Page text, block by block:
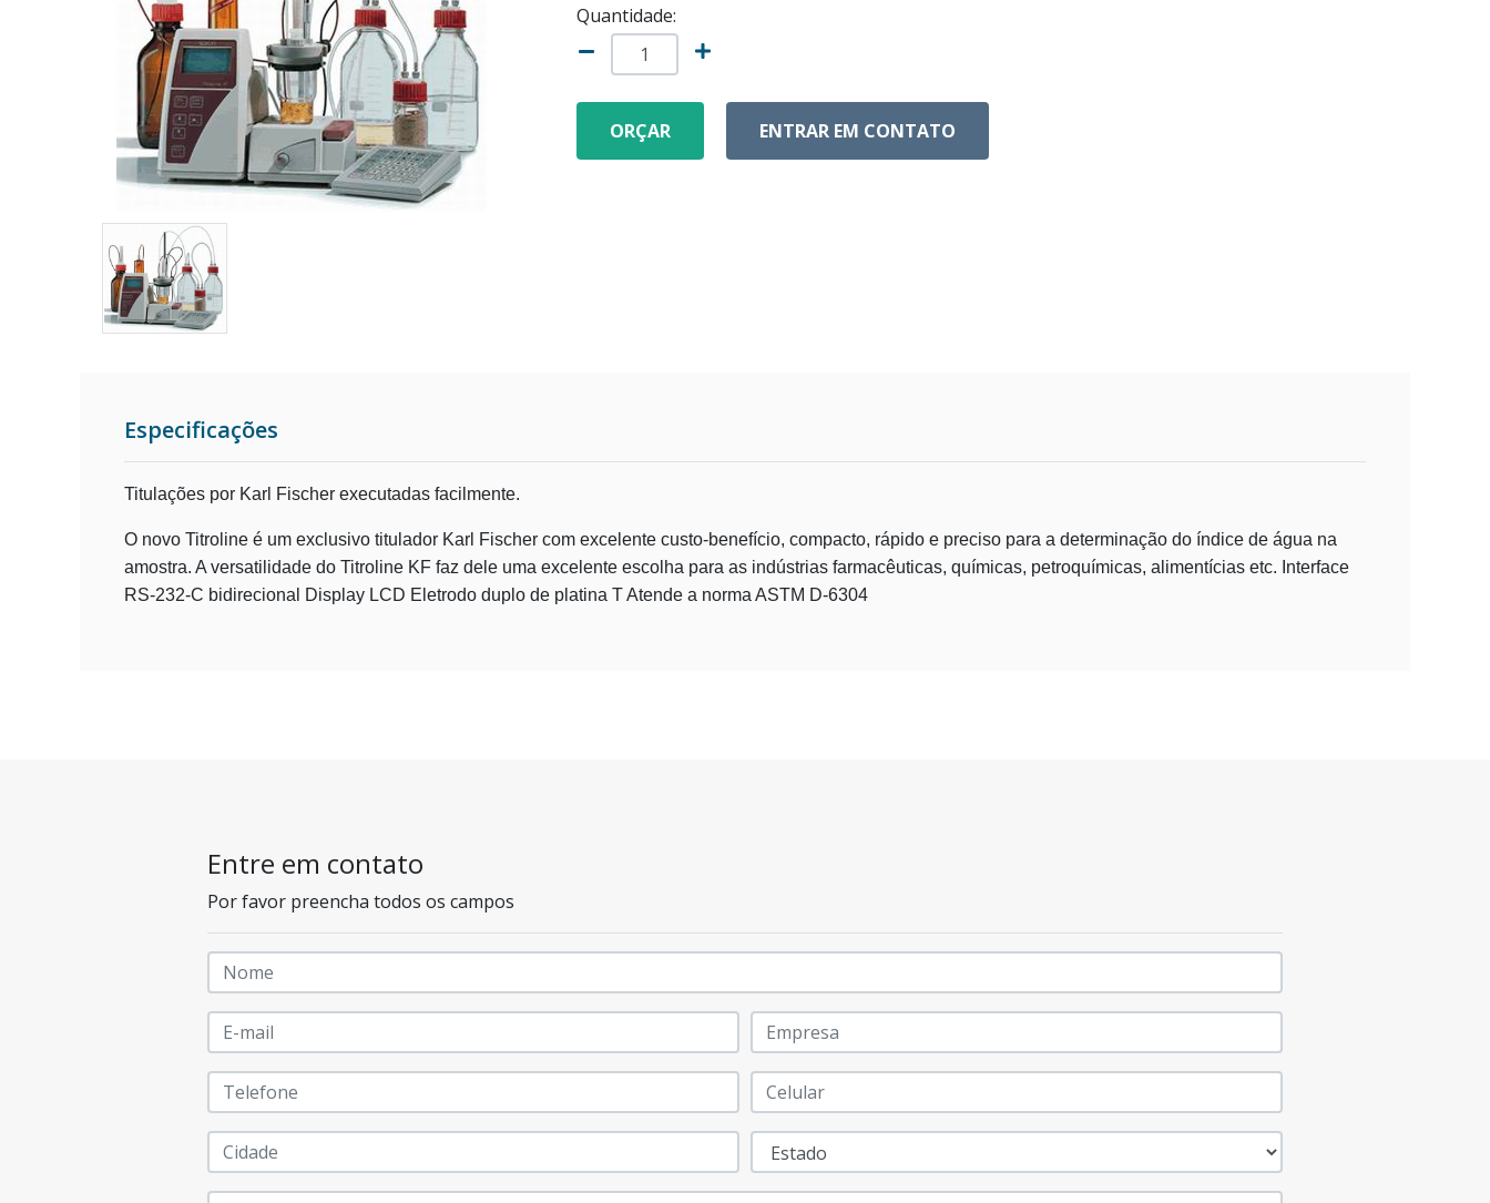
Quantidade:
ORÇAR ENTRAR EM CONTATO
Especificações
Titulações por Karl Fischer executadas facilmente.
O novo Titroline é um exclusivo titulador Karl Fischer com excelente custo-benefício, compacto, rápido e preciso para a determinação do índice de água na
amostra. A versatilidade do Titroline KF faz dele uma excelente escolha para as indústrias farmacêuticas, químicas, petroquímicas, alimentícias etc. Interface
RS-232-C bidirecional Display LCD Eletrodo duplo de platina T Atende a norma ASTM D-6304
Entre em contato
Por favor preencha todos os campos